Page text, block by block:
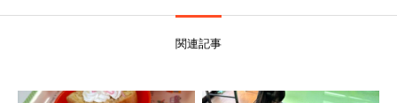
関連記事